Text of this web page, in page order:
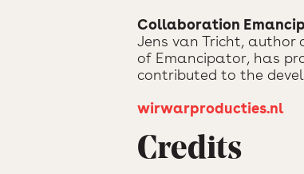
Collaboration
Jens van Tricht, author
of Emancipator, has
contributed to the
wirwarproducties.nl
Credits